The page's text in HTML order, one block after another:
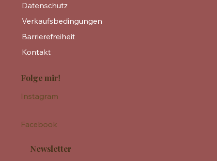
Datenschutz
Verkaufsbedingungen
Barrierefreiheit
Kontakt
Folge mir!
Instagram
Facebook
Newsletter